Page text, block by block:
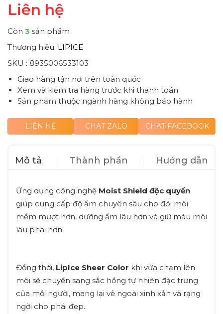
Liên hệ
Còn 3 sản phẩm
Thương hiệu: LIPICE
SKU : 8935006533103
Giao hàng tận nơi trên toàn quốc
Xem và kiểm tra hàng trước khi thanh toán
Sản phẩm thuộc ngành hàng không bảo hành
LIÊN HỆ CHAT ZALO CHAT FACEBOOK
Mô tả Thành phần Hướng dẫn
Ứng dụng công nghệ Moist Shield độc quyền
giúp cung cấp độ ẩm chuyên sâu cho đôi môi
mềm mượt hơn, dưỡng ẩm lâu hơn và giữ màu môi
lâu phai hơn.
Đồng thời, LipIce Sheer Color khi vừa chạm lên
môi sẽ chuyển sang sắc hồng tự nhiên đặc trưng
của mỗi người, mang lại vẻ ngoài xinh xắn và rạng
ngời cho phái đẹp.